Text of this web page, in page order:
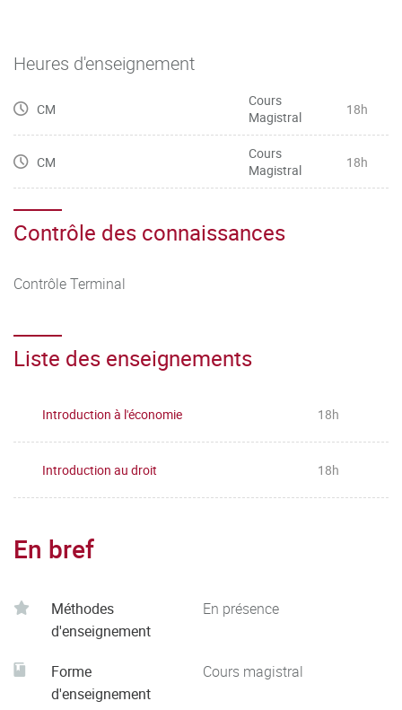
Heures d'enseignement
CM
Cours
Magistral
18h
CM
Cours
Magistral
18h
Contrôle des connaissances
Contrôle Terminal
Liste des enseignements
Introduction à l'économie 18h
Introduction au droit 18h
En bref
Méthodes
d'enseignement
En présence
Forme
d'enseignement
Cours magistral